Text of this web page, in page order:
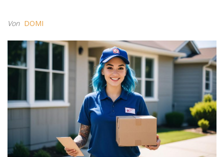
Von DOMI